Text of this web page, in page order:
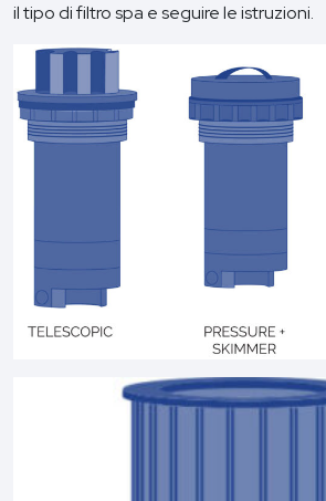
il tipo di filtro spa e seguire le istruzioni.